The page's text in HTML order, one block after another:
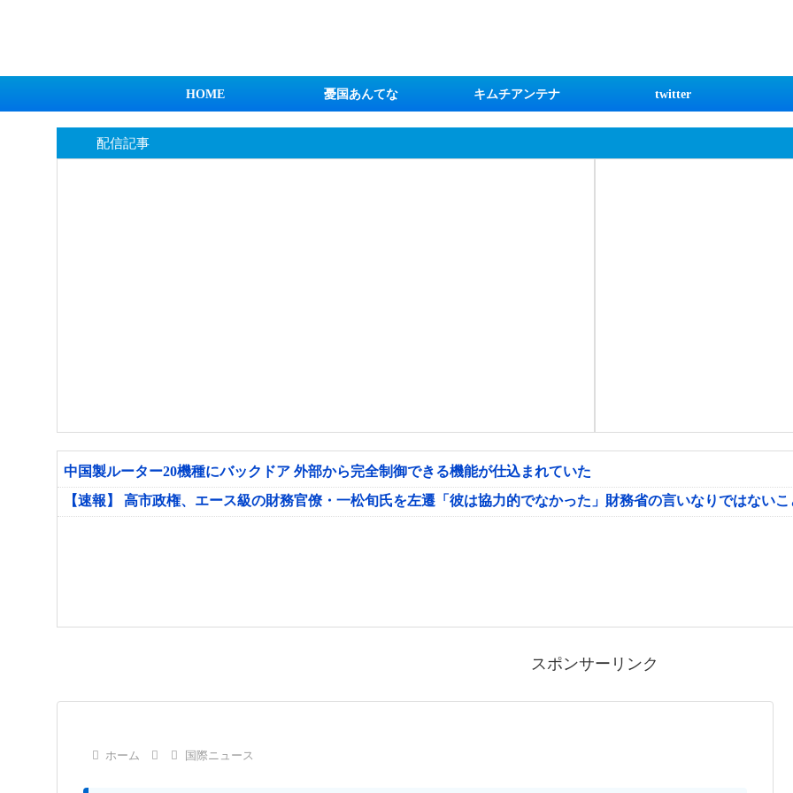
HOME 憂国あんてな キムチアンテナ twitter
配信記事
中国製ルーター20機種にバックドア 外部から完全制御できる機能が仕込まれていた
【速報】 高市政権、エース級の財務官僚・一松旬氏を左遷「彼は協力的でなかった」財務省の言いなりではない
スポンサーリンク
ホーム 国際ニュース